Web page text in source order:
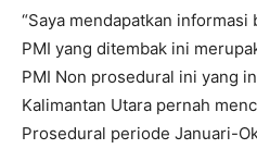
“Saya mendapatkan
PMI yang ditembak ini
PMI Non prosedural ini yang
Kalimantan Utara pernah
Prosedural periode Januari-